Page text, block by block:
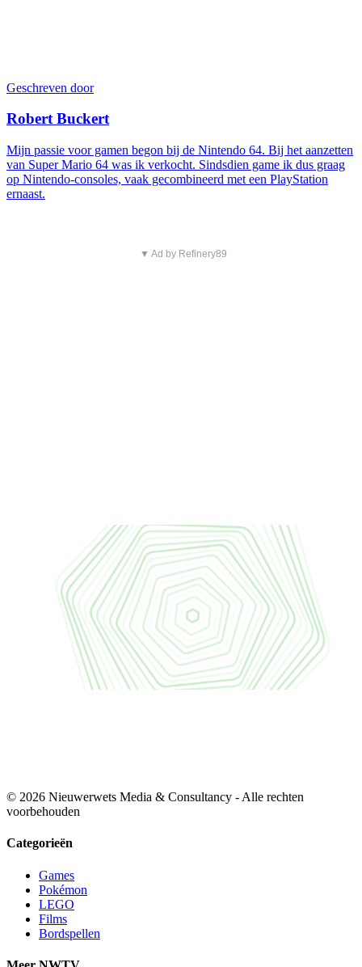
Geschreven door
Robert Buckert
Mijn passie voor gamen begon bij de Nintendo 64. Bij het aanzetten
van Super Mario 64 was ik verkocht. Sindsdien game ik dus graag
op Nintendo-consoles, vaak gecombineerd met een PlayStation
ernaast.
▼ Ad by Refinery89
© 2026 Nieuwerwets Media & Consultancy - Alle rechten
voorbehouden
Categorieën
Games
Pokémon
LEGO
Films
Bordspellen